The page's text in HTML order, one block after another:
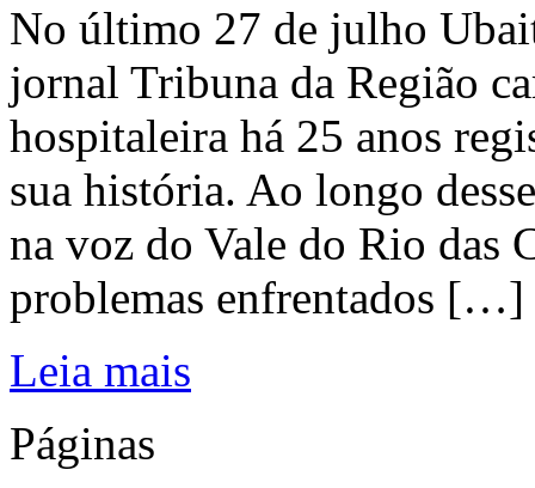
No último 27 de julho
jornal Tribuna da Região
hospitaleira há 25 anos
sua história. Ao longo
na voz do Vale do Rio das
problemas enfrentados […]
Leia mais
Páginas